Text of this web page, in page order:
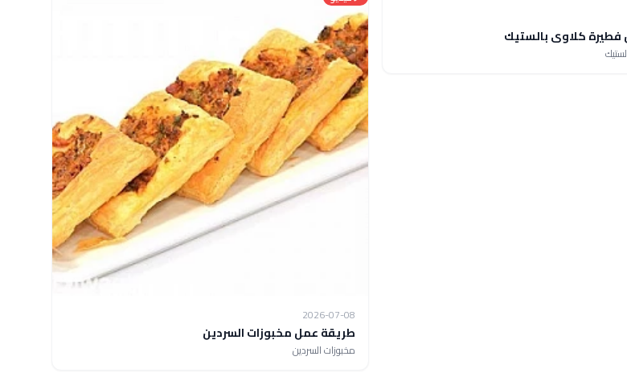
كلاوى بالستيك
2026-07-08
طريقة عمل مخبوزات السردين
مخبوزات السردين